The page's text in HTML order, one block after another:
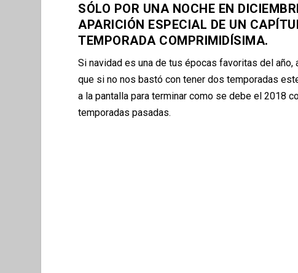
SÓLO POR UNA NOCHE EN
APARICIÓN ESPECIAL DE UN
TEMPORADA COMPRIMIDÍSIMA.
Si navidad es una de tusépocas favoritas del año,
que si no nos bastócon tener dos temporadas
a la pantalla para terminar como se debe el 2018
temporadas pasadas.